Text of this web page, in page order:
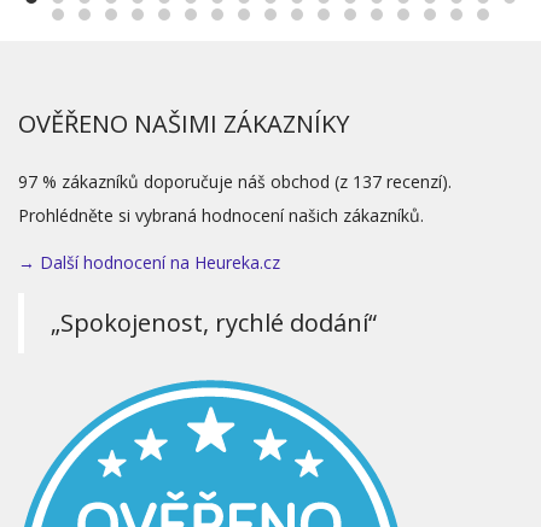
OVĚŘENO NAŠIMI ZÁKAZNÍKY
97 % zákazníků doporučuje náš obchod (z 137 recenzí).
Prohlédněte si vybraná hodnocení našich zákazníků.
→ Další hodnocení na Heureka.cz
„Spokojenost, rychlé dodání“